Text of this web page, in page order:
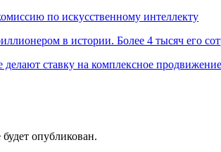
по искусственному интеллекту
в истории. Более 4 тысяч его
ставку на комплексное
опубликован.